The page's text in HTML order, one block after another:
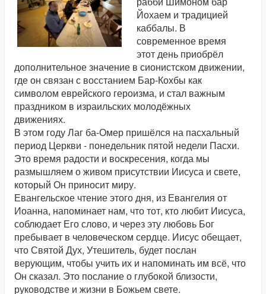
Йохаем и традицией
каббалы. В
современное время
этот день приобрёл
дополнительное значение в сионистском движении,
где он связан с восстанием Бар-Кохбы как
символом еврейского героизма, и стал важным
праздником в израильских молодёжных
движениях.
В этом году Лаг ба-Омер пришёлся на пасхальный
период Церкви - понедельник пятой недели Пасхи.
Это время радости и воскресения, когда мы
размышляем о живом присутствии Иисуса и свете,
который Он приносит миру.
Евангельское чтение этого дня, из Евангелия от
Иоанна, напоминает нам, что тот, кто любит Иисуса,
соблюдает Его слово, и через эту любовь Бог
пребывает в человеческом сердце. Иисус обещает,
что Святой Дух, Утешитель, будет послан
верующим, чтобы учить их и напоминать им всё, что
Он сказал. Это послание о глубокой близости,
руководстве и жизни в Божьем свете.